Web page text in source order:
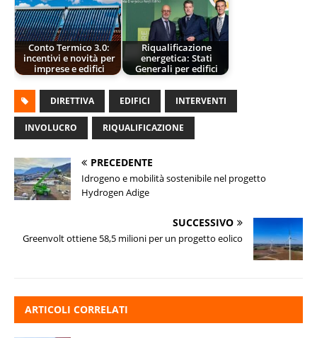
Conto Termico 3.0:
incentivi e novità per
imprese e edifici
Riqualificazione
energetica: Stati
Generali per edifici
DIRETTIVA EDIFICI INTERVENTI
INVOLUCRO RIQUALIFICAZIONE
PRECEDENTE
Idrogeno e mobilità sostenibile nel progetto
Hydrogen Adige
SUCCESSIVO
Greenvolt ottiene 58,5 milioni per un progetto eolico
ARTICOLI CORRELATI